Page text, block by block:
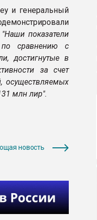
и генеральный
"Наши показатели
по сравнению с
достигнутые в
за счет
осуществляемых
млн лир".
новость